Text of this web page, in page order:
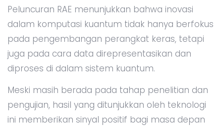
Peluncuran RAE menunjukkan bahwa inovasi
dalam komputasi kuantum tidak hanya berfokus
pada pengembangan perangkat keras, tetapi
juga pada cara data direpresentasikan dan
diproses di dalam sistem kuantum.
Meski masih berada pada tahap penelitian dan
pengujian, hasil yang ditunjukkan oleh teknologi
ini memberikan sinyal positif bagi masa depan